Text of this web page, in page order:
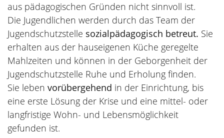
aus pädagogischen Gründen nicht sinnvoll ist.
Die Jugendlichen werden durch das Team der
Jugendschutzstelle sozialpädagogisch betreut. Sie
erhalten aus der hauseigenen Küche geregelte
Mahlzeiten und können in der Geborgenheit der
Jugendschutzstelle Ruhe und Erholung finden.
Sie leben vorübergehend in der Einrichtung, bis
eine erste Lösung der Krise und eine mittel- oder
langfristige Wohn- und Lebensmöglichkeit
gefunden ist.